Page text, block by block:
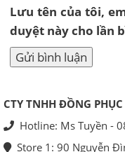
Lưu tên của tôi,
duyệt này cho lần
CTY TNHH ĐỒNG
Hotline: Ms Tuyền -
Store 1: 90 Nguyễn